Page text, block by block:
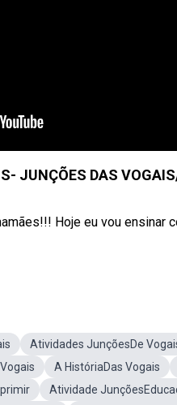
JUNÇÕES DAS
Hoje eu vou ensinar
Atividades JunçõesDe
A HistóriaDas Vogais
Atividade